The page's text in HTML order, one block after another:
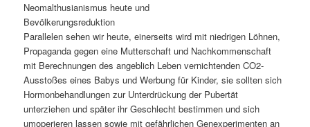
Neomalthusianismus heute und
Bevölkerungsreduktion
Parallelen sehen wir heute, einerseits wird mit niedrigen Löhnen,
Propaganda gegen eine Mutterschaft und Nachkommenschaft
mit Berechnungen des angeblich Leben vernichtenden CO2-
Ausstoßes eines Babys und Werbung für Kinder, sie sollten sich
Hormonbehandlungen zur Unterdrückung der Pubertät
unterziehen und später ihr Geschlecht bestimmen und sich
umoperieren lassen sowie mit gefährlichen Genexperimenten an